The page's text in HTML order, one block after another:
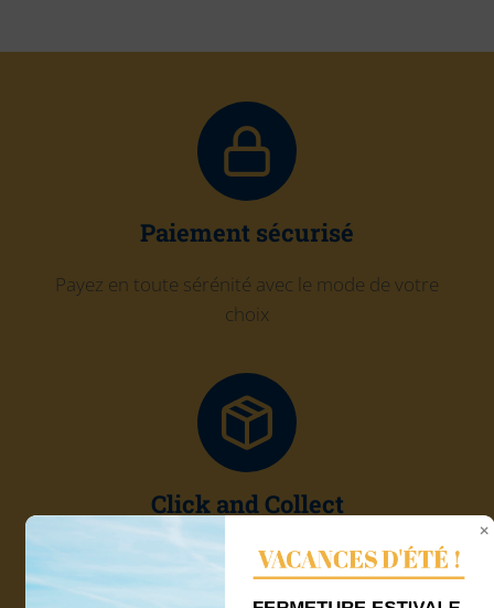
Paiement sécurisé
Payez en toute sérénité avec le mode de votre
choix
Click and Collect
Récupérez gratuitement votre commande chez
Quadri'7
VACANCES D'ÉTÉ !